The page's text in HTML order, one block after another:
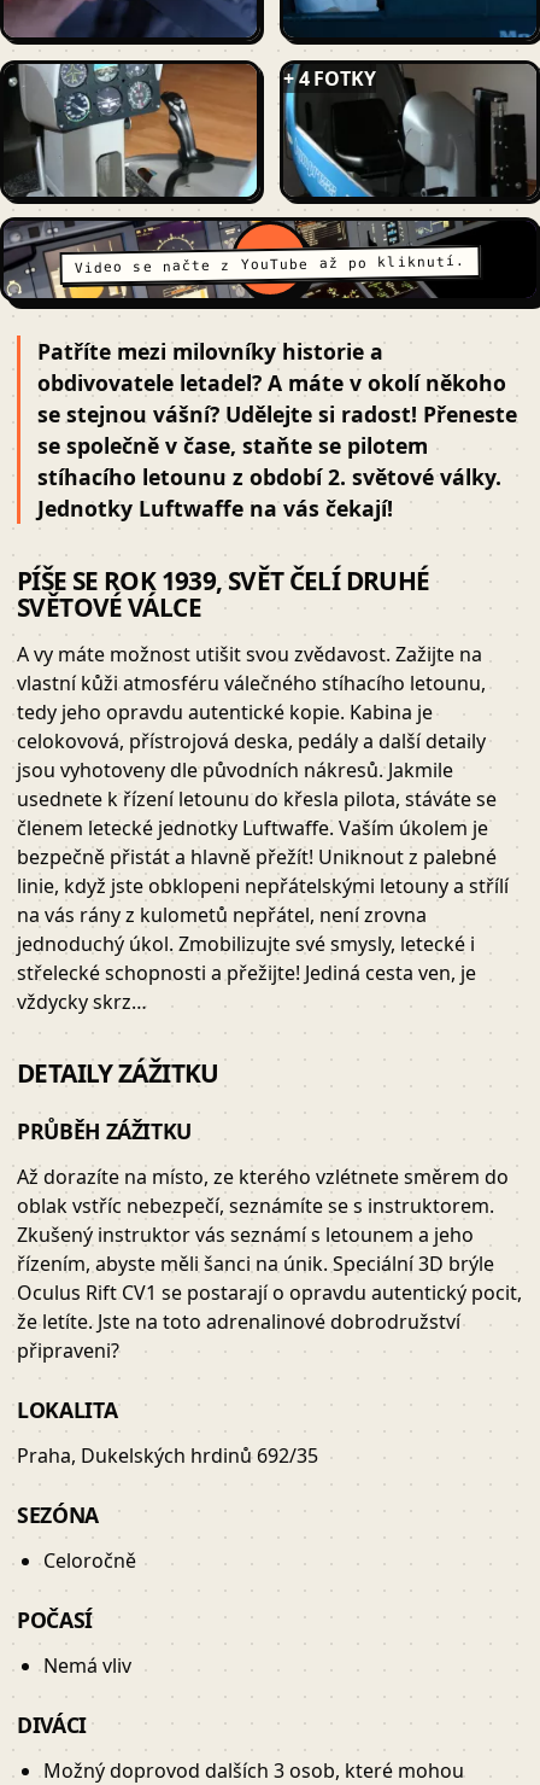
+ 4 FOTKY
Video se načte z YouTube až po kliknutí.
Patříte mezi milovníky historie a
obdivovatele letadel? A máte v okolí někoho
se stejnou vášní? Udělejte si radost! Přeneste
se společně v čase, staňte se pilotem
stíhacího letounu z období 2. světové války.
Jednotky Luftwaffe na vás čekají!
PÍŠE SE ROK 1939, SVĚT ČELÍ DRUHÉ
SVĚTOVÉ VÁLCE
A vy máte možnost utišit svou zvědavost. Zažijte na
vlastní kůži atmosféru válečného stíhacího letounu,
tedy jeho opravdu autentické kopie. Kabina je
celokovová, přístrojová deska, pedály a další detaily
jsou vyhotoveny dle původních nákresů. Jakmile
usednete k řízení letounu do křesla pilota, stáváte se
členem letecké jednotky Luftwaffe. Vaším úkolem je
bezpečně přistát a hlavně přežít! Uniknout z palebné
linie, když jste obklopeni nepřátelskými letouny a střílí
na vás rány z kulometů nepřátel, není zrovna
jednoduchý úkol. Zmobilizujte své smysly, letecké i
střelecké schopnosti a přežijte! Jediná cesta ven, je
vždycky skrz…
DETAILY ZÁŽITKU
PRŮBĚH ZÁŽITKU
Až dorazíte na místo, ze kterého vzlétnete směrem do
oblak vstříc nebezpečí, seznámíte se s instruktorem.
Zkušený instruktor vás seznámí s letounem a jeho
řízením, abyste měli šanci na únik. Speciální 3D brýle
Oculus Rift CV1 se postarají o opravdu autentický pocit,
že letíte. Jste na toto adrenalinové dobrodružství
připraveni?
LOKALITA
Praha, Dukelských hrdinů 692/35
SEZÓNA
Celoročně
POČASÍ
Nemá vliv
DIVÁCI
Možný doprovod dalších 3 osob, které mohou